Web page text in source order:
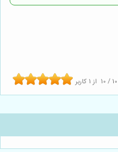
10 / 10 از 1 کاربر